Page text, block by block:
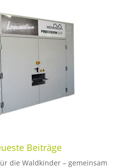
Beiträge
die Waldkinder – gemeinsam